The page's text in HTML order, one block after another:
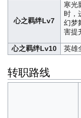
心之羁绊Lv7
寒光
时，
幻梦
害提
心之羁绊Lv10 英雄
转职路线